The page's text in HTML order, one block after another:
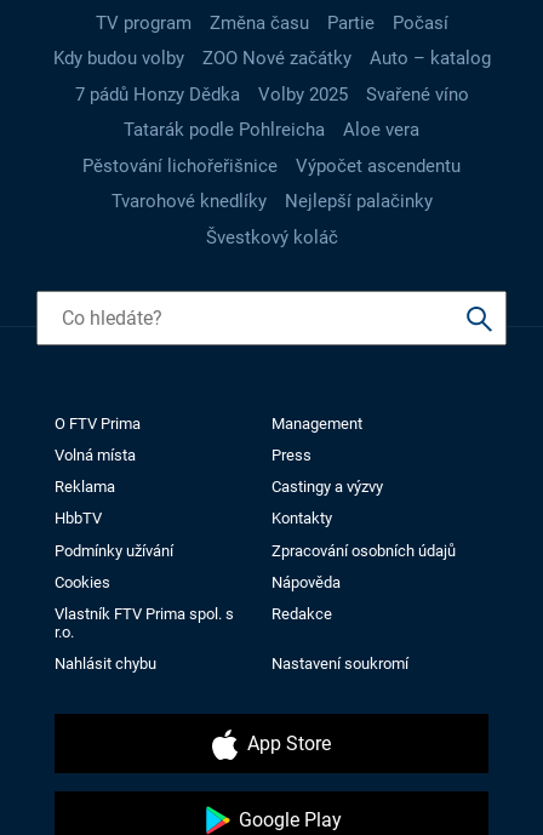
TV program
Změna času Partie
Počasí
Kdy budou volby
ZOO Nové začátky
Auto – katalog
7 pádů Honzy Dědka
Volby 2025
Svařené víno
Tatarák podle Pohlreicha
Aloe vera
Pěstování lichořeřišnice
Výpočet ascendentu
Tvarohové knedlíky
Nejlepší palačinky
Švestkový koláč
O FTV Prima
Management
Volná místa
Press
Reklama
Castingy a výzvy
HbbTV
Kontakty
Podmínky užívání
Zpracování osobních údajů
Cookies
Nápověda
Vlastník FTV Prima spol. s
r.o.
Redakce
Nahlásit chybu Nastavení soukromí
App Store
Google Play